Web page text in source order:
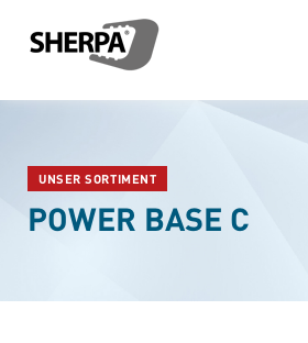
UNSER SORTIMENT
POWER BASE C